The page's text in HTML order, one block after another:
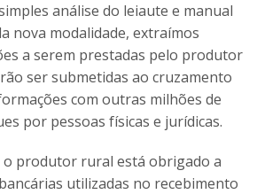
análise do leiaute e manual
nova modalidade, extraímos
a serem prestadas pelo produtor
ser submetidas ao cruzamento
com outras milhões de
por pessoas físicas e jurídicas.
o produtor rural está obrigado a
utilizadas no recebimento